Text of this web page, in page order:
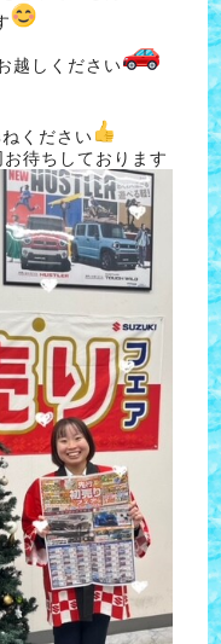
越しください
ください
待ちしております